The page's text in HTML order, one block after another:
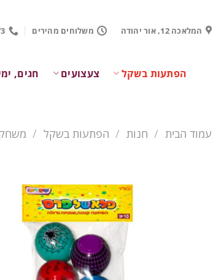
contentהמלאכה 12, אור יהודה משלוחים מהירים
הפתעות בשקל צעצועים חגים,
עמוד הבית / חנות / הפתעות בשקל /